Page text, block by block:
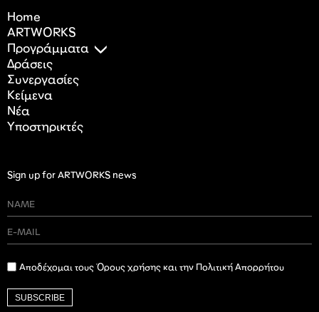
Home
ARTWORKS
Προγράμματα
Δράσεις
Συνεργασίες
Κείμενα
Nέα
Υποστηρικτές
Sign up for ARTWORKS news
Αποδέχομαι τους Όρους χρήσης και την Πολιτική Απορρήτου
SUBSCRIBE